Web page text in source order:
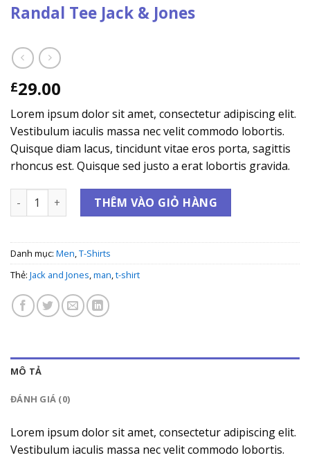
Randal Tee Jack & Jones
£29.00
Lorem ipsum dolor sit amet, consectetur adipiscing elit.
Vestibulum iaculis massa nec velit commodo lobortis.
Quisque diam lacus, tincidunt vitae eros porta, sagittis
rhoncus est. Quisque sed justo a erat lobortis gravida.
Randal Tee Jack & Jones số lượng
THÊM VÀO GIỎ HÀNG
Danh mục: Men,T-Shirts
Thẻ: Jack and Jones,man,t-shirt
MÔ TẢ
ĐÁNH GIÁ (0)
Lorem ipsum dolor sit amet, consectetur adipiscing elit.
Vestibulum iaculis massa nec velit commodo lobortis.